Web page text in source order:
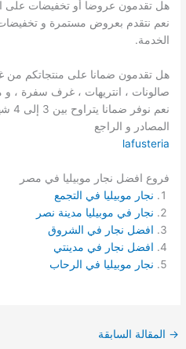
هل تقدمون عروضا أو تخفيضات على
نعم نتقدم بعروض مستمرة و
الخدمة.
هل تقدمون ضمانا على منتجاتكم
صالونات ، انتريهات ، غرف سفرة ، و
نعم نوفر ضمانا يتراوح بين 3 إلى 4 شهور.
المصادر و الراجع
lafusteria
فروع افضل نجار موبيليا في مصر
نجار موبيليا في التجمع
نجار في موبيليا مدينة نصر
افضل نجار في الشروق
افضل نجار في مدينتي
نجار موبيليا في الرحاب
→ المقالة السابقة